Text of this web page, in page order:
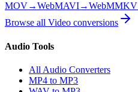
MOV→WebMAVI→WebMMKV
Browse all Video conversions
Audio Tools
All Audio Converters
MP4 to MP3